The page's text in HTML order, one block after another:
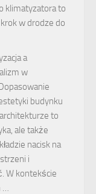
klimatyzatora to
w drodze do
a
w
budynku
to
ale także
nacisk na
i
W kontekście
…